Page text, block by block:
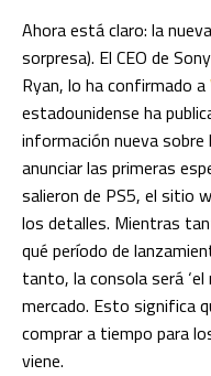
Ahora está claro: la
sorpresa). El CEO de
Ryan, lo ha confirmado a
estadounidense ha
información nueva sobre
anunciar las primeras
salieron de PS5, el sitio
los detalles. Mientras
qué período de
tanto, la consola será
mercado. Esto significa
comprar a tiempo para
viene.